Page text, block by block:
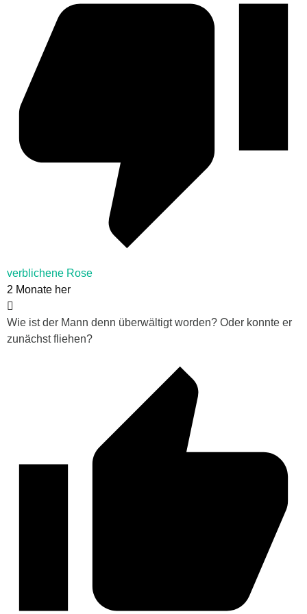
verblichene Rose
2 Monate her
Wie ist der Mann denn überwältigt worden? Oder konnte er
zunächst fliehen?